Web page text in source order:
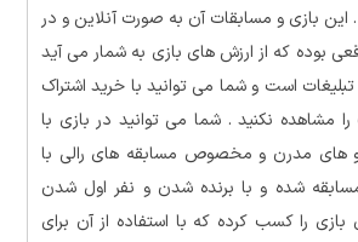
بازی و مسابقات آن به صورت آنلاین و در
بوده که از ارزش های بازی به شمار می آید
است و شما می توانید با خرید اشتراک
را مشاهده نکنید . شما می توانید در بازی با
های مدرن و مخصوص مسابقه های رالی با
مسابقه شده و با برنده شدن و نفر اول شدن
بازی را کسب کرده که با استفاده از آن برای